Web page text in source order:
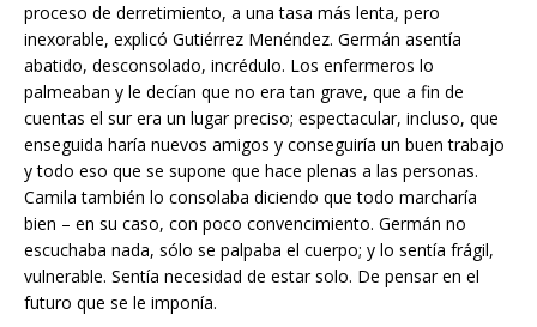
proceso de derretimiento, a una tasa más lenta, pero
inexorable, explicó Gutiérrez Menéndez. Germán asentía
abatido, desconsolado, incrédulo. Los enfermeros lo
palmeaban y le decían que no era tan grave, que a fin de
cuentas el sur era un lugar preciso; espectacular, incluso, que
enseguida haría nuevos amigos y conseguiría un buen trabajo
y todo eso que se supone que hace plenas a las personas.
Camila también lo consolaba diciendo que todo marcharía
bien – en su caso, con poco convencimiento. Germán no
escuchaba nada, sólo se palpaba el cuerpo; y lo sentía frágil,
vulnerable. Sentía necesidad de estar solo. De pensar en el
futuro que se le imponía.